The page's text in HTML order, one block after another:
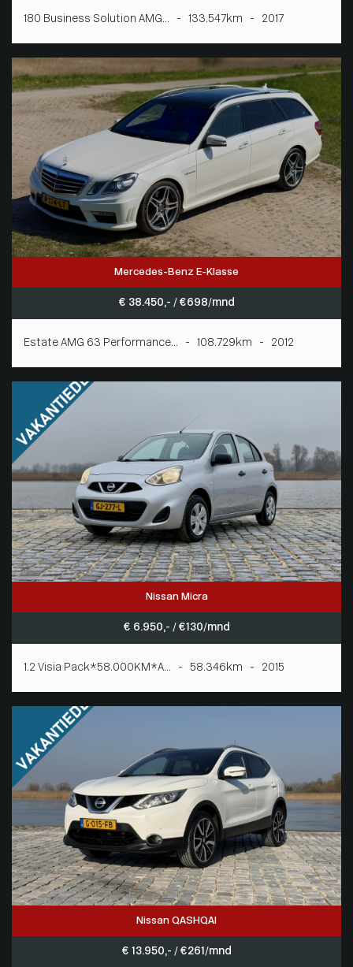
180 Business Solution AMG... - 133.547km - 2017
Mercedes-Benz E-Klasse
€ 38.450,- / € 698/mnd
Estate AMG 63 Performance... - 108.729km - 2012
Nissan Micra
€ 6.950,- / € 130/mnd
1.2 Visia Pack*58.000KM*A... - 58.346km - 2015
Nissan QASHQAI
€ 13.950,- / € 261/mnd